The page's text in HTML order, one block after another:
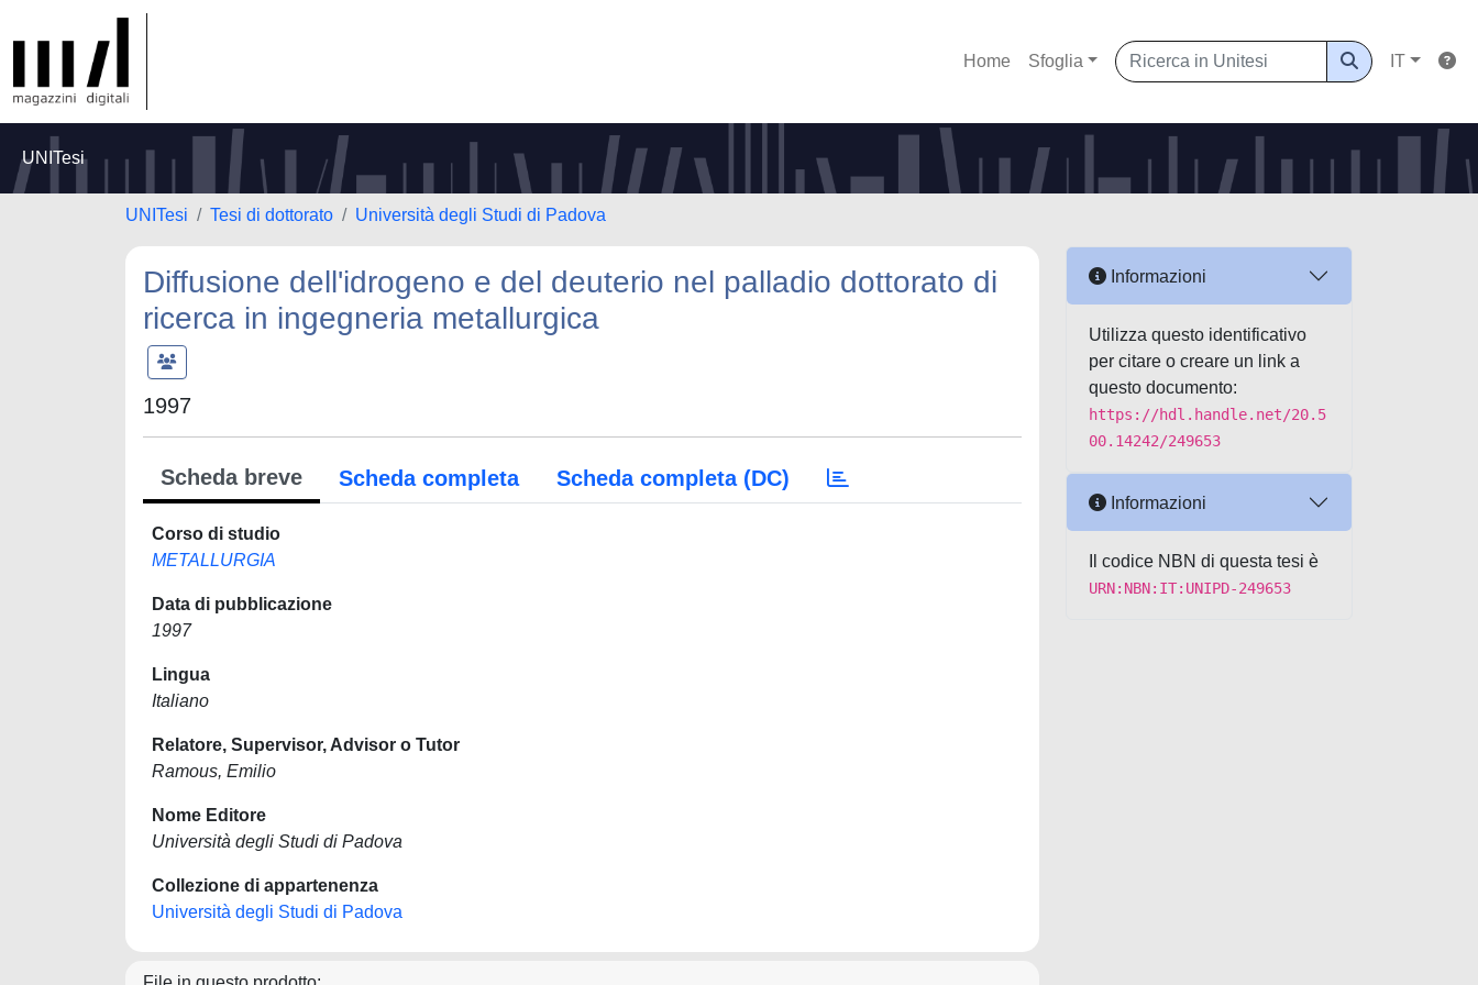
Home Sfoglia IT
UNITesi
UNITesi Tesi di dottorato Università degli Studi di Padova
Diffusione dell'idrogeno e del deuterio nel palladio dottorato di
ricerca in ingegneria metallurgica
1997
Scheda breve Scheda completa Scheda completa (DC)
Corso di studio
METALLURGIA
Data di pubblicazione
1997
Lingua
Italiano
Relatore, Supervisor, Advisor o Tutor
Ramous, Emilio
Nome Editore
Università degli Studi di Padova
Collezione di appartenenza
Università degli Studi di Padova
Informazioni
Utilizza questo identificativo
per citare o creare un link a
questo documento:
https://hdl.handle.net/20.5
00.14242/249653
Informazioni
Il codice NBN di questa tesi è
URN:NBN:IT:UNIPD-249653